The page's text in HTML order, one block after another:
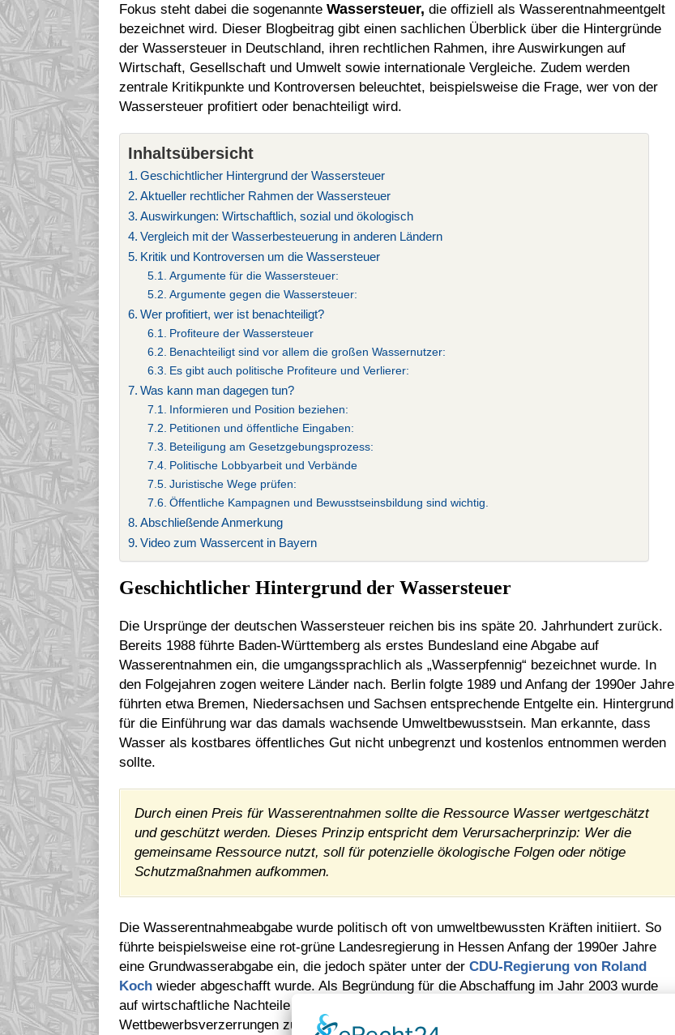
Fokus steht dabei die sogenannte Wassersteuer, die offiziell als Wasserentnahmeentgelt
bezeichnet wird. Dieser Blogbeitrag gibt einen sachlichen Überblick über die Hintergründe
der Wassersteuer in Deutschland, ihren rechtlichen Rahmen, ihre Auswirkungen auf
Wirtschaft, Gesellschaft und Umwelt sowie internationale Vergleiche. Zudem werden
zentrale Kritikpunkte und Kontroversen beleuchtet, beispielsweise die Frage, wer von der
Wassersteuer profitiert oder benachteiligt wird.
Inhaltsübersicht
Geschichtlicher Hintergrund der Wassersteuer
Aktueller rechtlicher Rahmen der Wassersteuer
Auswirkungen: Wirtschaftlich, sozial und ökologisch
Vergleich mit der Wasserbesteuerung in anderen Ländern
Kritik und Kontroversen um die Wassersteuer
Argumente für die Wassersteuer:
Argumente gegen die Wassersteuer:
Wer profitiert, wer ist benachteiligt?
Profiteure der Wassersteuer
Benachteiligt sind vor allem die großen Wassernutzer:
Es gibt auch politische Profiteure und Verlierer:
Was kann man dagegen tun?
Informieren und Position beziehen:
Petitionen und öffentliche Eingaben:
Beteiligung am Gesetzgebungsprozess:
Politische Lobbyarbeit und Verbände
Juristische Wege prüfen:
Öffentliche Kampagnen und Bewusstseinsbildung sind wichtig.
Abschließende Anmerkung
Video zum Wassercent in Bayern
Geschichtlicher Hintergrund der Wassersteuer
Die Ursprünge der deutschen Wassersteuer reichen bis ins späte 20. Jahrhundert zurück.
Bereits 1988 führte Baden-Württemberg als erstes Bundesland eine Abgabe auf
Wasserentnahmen ein, die umgangssprachlich als „Wasserpfennig“ bezeichnet wurde. In
den Folgejahren zogen weitere Länder nach. Berlin folgte 1989 und Anfang der 1990er Jahre
führten etwa Bremen, Niedersachsen und Sachsen entsprechende Entgelte ein. Hintergrund
für die Einführung war das damals wachsende Umweltbewusstsein. Man erkannte, dass
Wasser als kostbares öffentliches Gut nicht unbegrenzt und kostenlos entnommen werden
sollte.
Durch einen Preis für Wasserentnahmen sollte die Ressource Wasser wertgeschätzt
und geschützt werden. Dieses Prinzip entspricht dem Verursacherprinzip: Wer die
gemeinsame Ressource nutzt, soll für potenzielle ökologische Folgen oder nötige
Schutzmaßnahmen aufkommen.
Die Wasserentnahmeabgabe wurde politisch oft von umweltbewussten Kräften initiiert. So
führte beispielsweise eine rot-grüne Landesregierung in Hessen Anfang der 1990er Jahre
eine Grundwasserabgabe ein, die jedoch später unter der CDU-Regierung von Roland
Koch wieder abgeschafft wurde. Als Begründung für die Abschaffung im Jahr 2003 wurde
auf wirtschaftliche Nachteile hingewiesen. Es wurde befürchtet, dass es zu
Wettbewerbsverzerrungen zulasten der heimischen Betriebe gegenüber Standorten in